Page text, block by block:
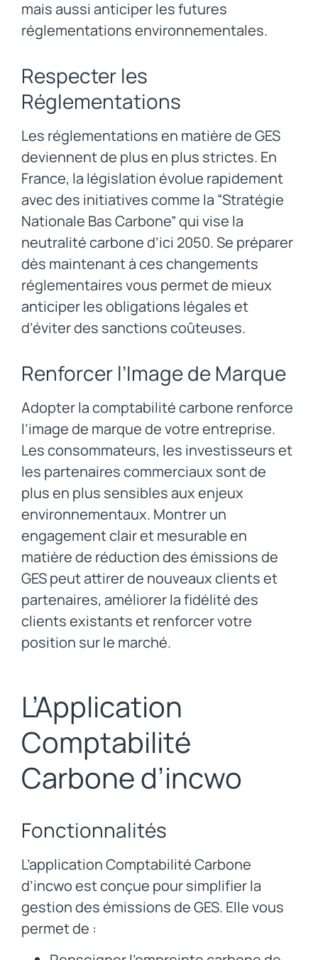
mais aussi anticiper les futures
réglementations environnementales.
Respecter les
Réglementations
Les réglementations en matière de GES
deviennent de plus en plus strictes. En
France, la législation évolue rapidement
avec des initiatives comme la “Stratégie
Nationale Bas Carbone” qui vise la
neutralité carbone d’ici 2050. Se préparer
dès maintenant à ces changements
réglementaires vous permet de mieux
anticiper les obligations légales et
d’éviter des sanctions coûteuses.
Renforcer l’Image de Marque
Adopter la comptabilité carbone renforce
l’image de marque de votre entreprise.
Les consommateurs, les investisseurs et
les partenaires commerciaux sont de
plus en plus sensibles aux enjeux
environnementaux. Montrer un
engagement clair et mesurable en
matière de réduction des émissions de
GES peut attirer de nouveaux clients et
partenaires, améliorer la fidélité des
clients existants et renforcer votre
position sur le marché.
L’Application
Comptabilité
Carbone d’incwo
Fonctionnalités
L’application Comptabilité Carbone
d’incwo est conçue pour simplifier la
gestion des émissions de GES. Elle vous
permet de :